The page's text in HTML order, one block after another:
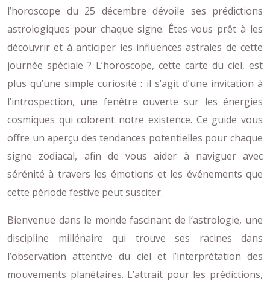
l’horoscope du 25 décembre dévoile ses prédictions
astrologiques pour chaque signe. Êtes-vous prêt à les
découvrir et à anticiper les influences astrales de cette
journée spéciale ? L’horoscope, cette carte du ciel, est
plus qu’une simple curiosité : il s’agit d’une invitation à
l’introspection, une fenêtre ouverte sur les énergies
cosmiques qui colorent notre existence. Ce guide vous
offre un aperçu des tendances potentielles pour chaque
signe zodiacal, afin de vous aider à naviguer avec
sérénité à travers les émotions et les événements que
cette période festive peut susciter.
Bienvenue dans le monde fascinant de l’astrologie, une
discipline millénaire qui trouve ses racines dans
l’observation attentive du ciel et l’interprétation des
mouvements planétaires. L’attrait pour les prédictions,